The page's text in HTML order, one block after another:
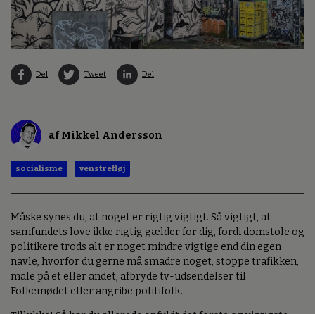
Del Tweet Del
af Mikkel Andersson
socialisme venstrefløj
Måske synes du, at noget er rigtig vigtigt. Så vigtigt, at
samfundets love ikke rigtig gælder for dig, fordi domstole og
politikere trods alt er noget mindre vigtige end din egen
navle, hvorfor du gerne må smadre noget, stoppe trafikken,
male på et eller andet, afbryde tv-udsendelser til
Folkemødet eller angribe politifolk.